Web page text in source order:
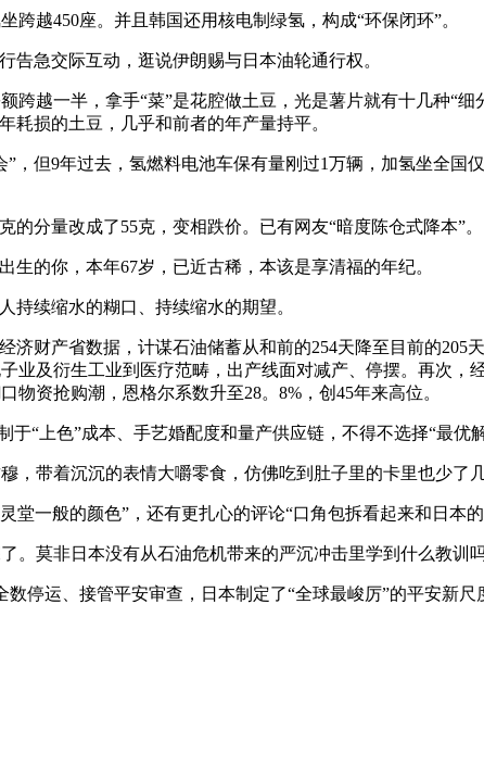
越450座。并且韩国还用核电制绿氢，构成“环保闭环”。
急交际互动，逛说伊朗赐与日本油轮通行权。
越一半，拿手“菜”是花腔做土豆，光是薯片就有十几种“细
耗损的土豆，几乎和前者的年产量持平。
但9年过去，氢燃料电池车保有量刚过1万辆，加氢坐全国仅
分量改成了55克，变相跌价。已有网友“暗度陈仓式降本”。
的你，本年67岁，已近古稀，本该是享清福的年纪。
续缩水的糊口、持续缩水的期望。
财产省数据，计谋石油储蓄从和前的254天降至目前的205
业及衍生工业到医疗范畴，出产线面对减产、停摆。再次，
资抢购潮，恩格尔系数升至28。8%，创45年来高位。
“上色”成本、手艺婚配度和量产供应链，不得不选择“最优
带着沉沉的表情大嚼零食，仿佛吃到肚子里的卡里也少了几
一般的颜色”，还有更扎心的评论“口角包拆看起来和日本的
莫非日本没有从石油危机带来的严沉冲击里学到什么教训
运、接管平安审查，日本制定了“全球最峻厉”的平安新尺